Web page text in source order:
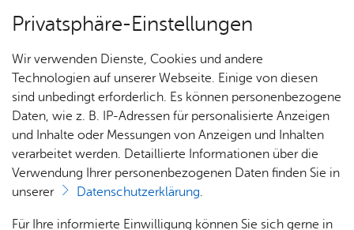
Heute
Start­sei­te
Alle Ter­mi­ne
Privatsphäre-Einstellungen
Wir verwenden Dienste, Cookies und andere
Technologien auf unserer Webseite. Einige von diesen
sind unbedingt erforderlich. Es können personenbezogene
Daten, wie z. B. IP-Adressen für personalisierte Anzeigen
und Inhalte oder Messungen von Anzeigen und Inhalten
verarbeitet werden. Detaillierte Informationen über die
Verwendung Ihrer personenbezogenen Daten finden Sie in
unserer
Datenschutzerklärung.
Für Ihre informierte Einwilligung können Sie sich gerne in